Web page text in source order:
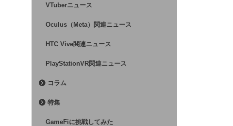
VTuberニュース
Oculus（Meta）関連ニュース
HTC Vive関連ニュース
PlayStationVR関連ニュース
コラム
特集
GameFiに挑戦してみた